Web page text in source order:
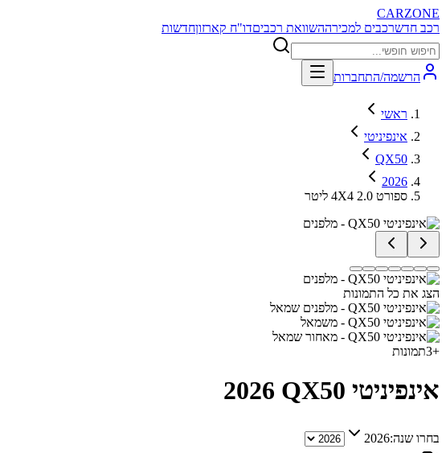
CARZONE
רכב חדשרכבים למכירההשוואת רכביםדו"ח קארזוןחדשות
הרשמה/התחברות
ראשי
אינפיניטי
QX50
2026
ספורט 4X4 2.0 ליטר
הצג את כל התמונות
+
3תמונות
אינפיניטי QX50 2026
בחרו שנה:2026